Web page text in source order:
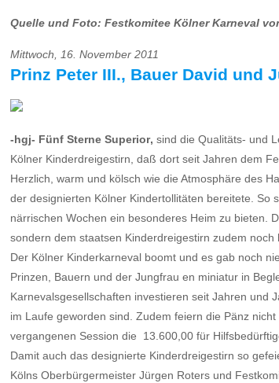
Quelle und Foto: Festkomitee Kölner Karneval
Mittwoch, 16. November 2011
Prinz Peter III., Bauer David und
-hgj- Fünf Sterne Superior, sind die Qualitäts- und
Kölner Kinderdreigestirn, daß dort seit Jahren dem
Herzlich, warm und kölsch wie die Atmosphäre des
der designierten Kölner Kindertollitäten bereitete.
närrischen Wochen ein besonderes Heim zu bieten.
sondern dem staatsen Kinderdreigestirn zudem
Der Kölner Kinderkarneval boomt und es gab noch
Prinzen, Bauern und der Jungfrau en miniatur in
Karnevalsgesellschaften investieren seit Jahren und
im Laufe geworden sind. Zudem feiern die Pänz
vergangenen Session die  13.600,00 für
Damit auch das designierte Kinderdreigestirn so
Kölns Oberbürgermeister Jürgen Roters und